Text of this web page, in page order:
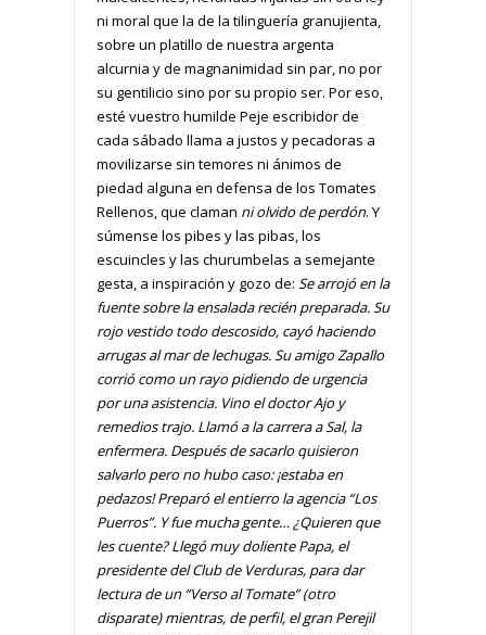
ni moral que la de la tilinguería granujienta,
sobre un platillo de nuestra argenta
alcurnia y de magnanimidad sin par, no por
su gentilicio sino por su propio ser. Por eso,
esté vuestro humilde Peje escribidor de
cada sábado llama a justos y pecadoras a
movilizarse sin temores ni ánimos de
piedad alguna en defensa de los Tomates
Rellenos, que claman ni olvido de perdón. Y
súmense los pibes y las pibas, los
escuincles y las churumbelas a semejante
gesta, a inspiración y gozo de: Se arrojó en la
fuente sobre la ensalada recién preparada. Su
rojo vestido todo descosido, cayó haciendo
arrugas al mar de lechugas. Su amigo Zapallo
corrió como un rayo pidiendo de urgencia
por una asistencia. Vino el doctor Ajo y
remedios trajo. Llamó a la carrera a Sal, la
enfermera. Después de sacarlo quisieron
salvarlo pero no hubo caso: ¡estaba en
pedazos! Preparó el entierro la agencia “Los
Puerros”. Y fue mucha gente… ¿Quieren que
les cuente? Llegó muy doliente Papa, el
presidente del Club de Verduras, para dar
lectura de un “Verso al Tomate” (otro
disparate) mientras, de perfil, el gran Perejil